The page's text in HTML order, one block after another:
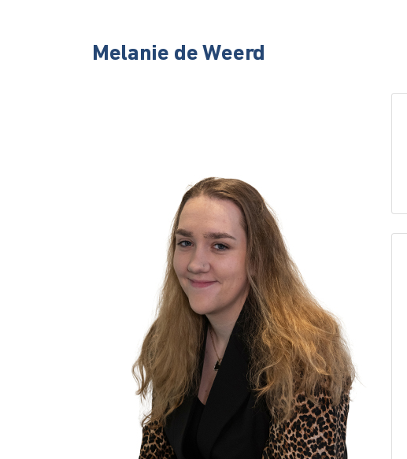
Melanie de Weerd